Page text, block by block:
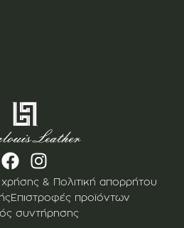
& Πολιτική απορρήτου
Επιστροφές προϊόντων
συντήρησης